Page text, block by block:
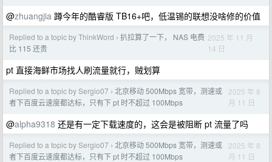
@zhuangjia 蹲今年的酷睿版 TB16+吧，低温锡的联想没啥修的价值
Replied to a topic by ThinkWord › 扒拉算了一下， NAS 电费
比 115 还贵
2025 年 11 月
14 日
pt 直接海鲜市场找人刷流量就行，贼划算
Replied to a topic by Sergio07 › 北京移动 500Mbps 宽带，测速或
者下百度云速度都达标，只有下 pt 时不超过 100Mbps
2025 年 8
月 11 日
@alpha9318 还是有一定下载速度的，这会是被阻断 pt 流量了吗
Replied to a topic by Sergio07 › 北京移动 500Mbps 宽带，测速或
者下百度云速度都达标，只有下 pt 时不超过 100Mbps
2025 年 8
月 11 日